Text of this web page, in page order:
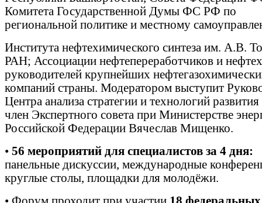
Комитета Государственной Думы ФС РФ по
региональной политике и местному
Института нефтехимического синтеза им. А.В.
РАН; Ассоциации нефтепереработчиков и
руководителей крупнейших
компаний страны. Модератором выступит
Центра анализа стратегии и технологий
член Экспертного совета при Министерстве
Российской Федерации Вячеслав Мищенко.
• 56 мероприятий для специалистов за 4 дня:
панельные дискуссии, международные
круглые столы, площадки для молодёжи.